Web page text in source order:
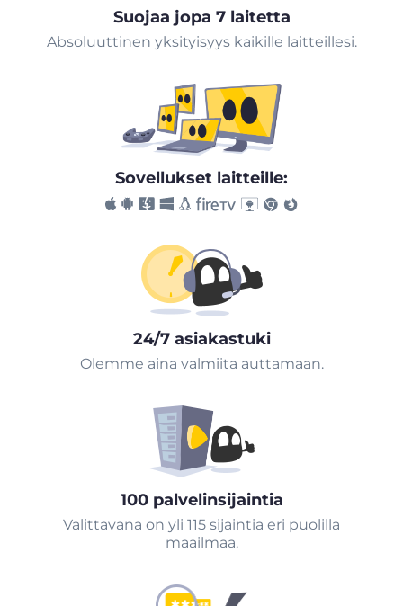
Suojaa jopa 7 laitetta
Absoluuttinen yksityisyys kaikille laitteillesi.
Sovellukset laitteille:
24/7 asiakastuki
Olemme aina valmiita auttamaan.
100 palvelinsijaintia
Valittavana on yli 115 sijaintia eri puolilla
maailmaa.